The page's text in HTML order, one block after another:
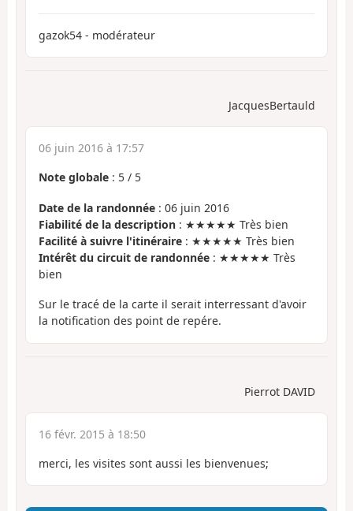
gazok54 - modérateur
JacquesBertauld
06 juin 2016 à 17:57
Note globale : 5 / 5
Date de la randonnée : 06 juin 2016
Fiabilité de la description : ★★★★★ Très bien
Facilité à suivre l'itinéraire : ★★★★★ Très bien
Intérêt du circuit de randonnée : ★★★★★ Très
bien
Sur le tracé de la carte il serait interressant d'avoir
la notification des point de repére.
Pierrot DAVID
16 févr. 2015 à 18:50
merci, les visites sont aussi les bienvenues;